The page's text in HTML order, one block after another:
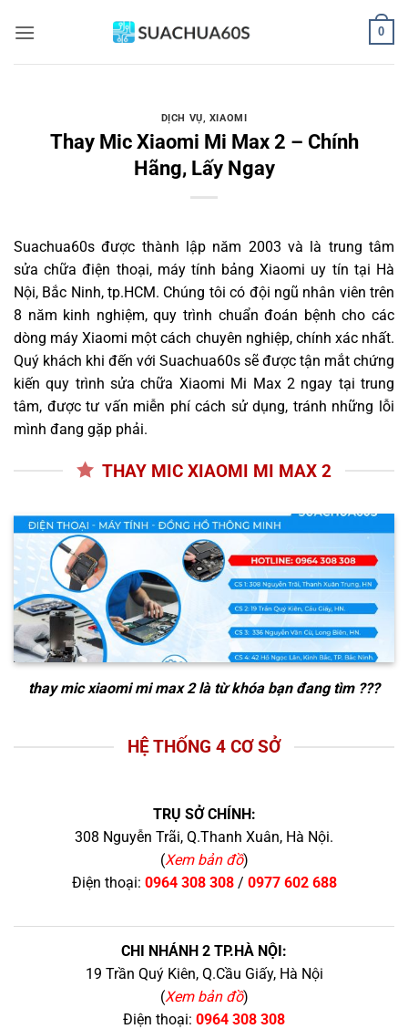
qua
0
DỊCH VỤ, XIAOMI
Thay Mic Xiaomi Mi Max 2 – Chính
Hãng, Lấy Ngay
Suachua60s được thành lập năm 2003 và là trung tâm
sửa chữa điện thoại, máy tính bảng Xiaomi uy tín tại Hà
Nội, Bắc Ninh, tp.HCM. Chúng tôi có đội ngũ nhân viên trên
8 năm kinh nghiệm, quy trình chuẩn đoán bệnh cho các
dòng máy Xiaomi một cách chuyên nghiệp, chính xác nhất.
Quý khách khi đến với Suachua60s sẽ được tận mắt chứng
kiến quy trình sửa chữa Xiaomi Mi Max 2 ngay tại trung
tâm, được tư vấn miễn phí cách sử dụng, tránh những lỗi
mình đang gặp phải.
THAY MIC XIAOMI MI MAX 2
thay mic xiaomi mi max 2là từ khóa bạn đang tìm ???
HỆ THỐNG 4 CƠ SỞ
TRỤ SỞ CHÍNH:
308 Nguyễn Trãi, Q.Thanh Xuân, Hà Nội.
(Xem bản đồ)
Điện thoại: 0964 308 308/ 0977 602 688
CHI NHÁNH 2 TP.HÀ NỘI:
19 Trần Quý Kiên, Q.Cầu Giấy, Hà Nội
(Xem bản đồ)
Điện thoại: 0964 308 308